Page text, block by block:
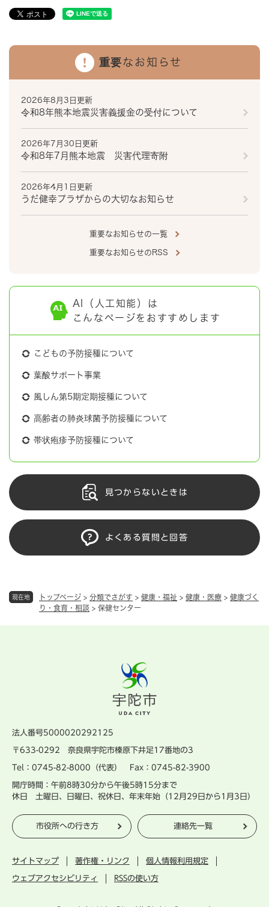
現在地 トップページ > 分類でさがす > 健康・福祉 > 健康・医療 > 健康づく
り・食育・相談 > 保健センター
重要なお知らせ
2026年8月3日更新
令和8年熊本地震災害義援金の受付について
2026年7月30日更新
令和8年7月熊本地震 災害代理寄附
2026年4月1日更新
うだ健幸プラザからの大切なお知らせ
重要なお知らせの一覧
重要なお知らせのRSS
AI（人工知能）は
こんなページをおすすめします
こどもの予防接種について
葉酸サポート事業
風しん第5期定期接種について
高齢者の肺炎球菌予防接種について
帯状疱疹予防接種について
見つからないときは
よくある質問と回答
法人番号5000020292125
〒633-0292 奈良県宇陀市榛原下井足17番地の3
Tel：0745-82-8000（代表） Fax：0745-82-3900
開庁時間：午前8時30分から午後5時15分まで
休日 土曜日、日曜日、祝休日、年末年始（12月29日から1月3日）
市役所への行き方 連絡先一覧
サイトマップ 著作権・リンク 個人情報利用規定
ウェブアクセシビリティ RSSの使い方